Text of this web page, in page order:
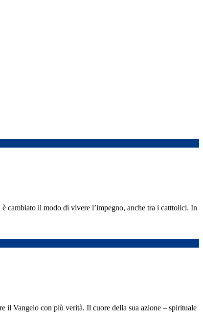
cambiato il modo di vivere l’impegno, anche tra i catttolici. In
il Vangelo con più verità. Il cuore della sua azione – spirituale